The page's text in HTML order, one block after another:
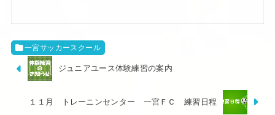
一宮サッカースクール
ジュニアユース体験練習の案内
１１月 トレーニンセンター 一宮ＦＣ 練習日程